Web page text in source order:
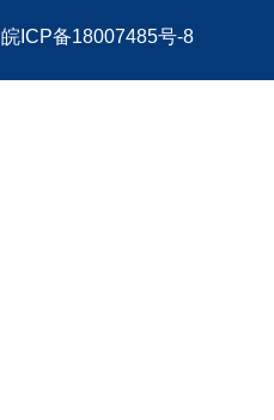
皖ICP备18007485号-8